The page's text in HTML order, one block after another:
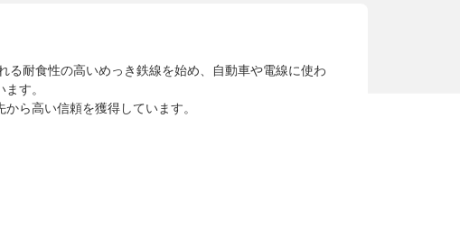
耐食性の高いめっき鉄線を始め、自動車や電線に使わ
す。
ら高い信頼を獲得しています。